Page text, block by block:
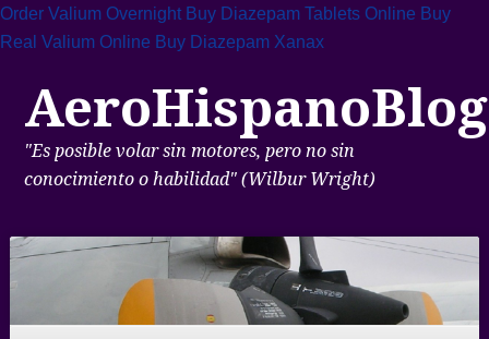
Order Valium Overnight Buy Diazepam Tablets Online Buy
Real Valium Online Buy Diazepam Xanax
AeroHispanoBlog
"Es posible volar sin motores, pero no sin
conocimiento o habilidad" (Wilbur Wright)